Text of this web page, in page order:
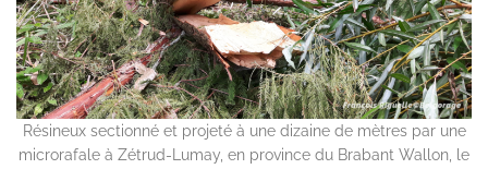
Résineux sectionné et projeté à une dizaine de mètres par une
microrafale à Zétrud-Lumay, en province du Brabant Wallon, le